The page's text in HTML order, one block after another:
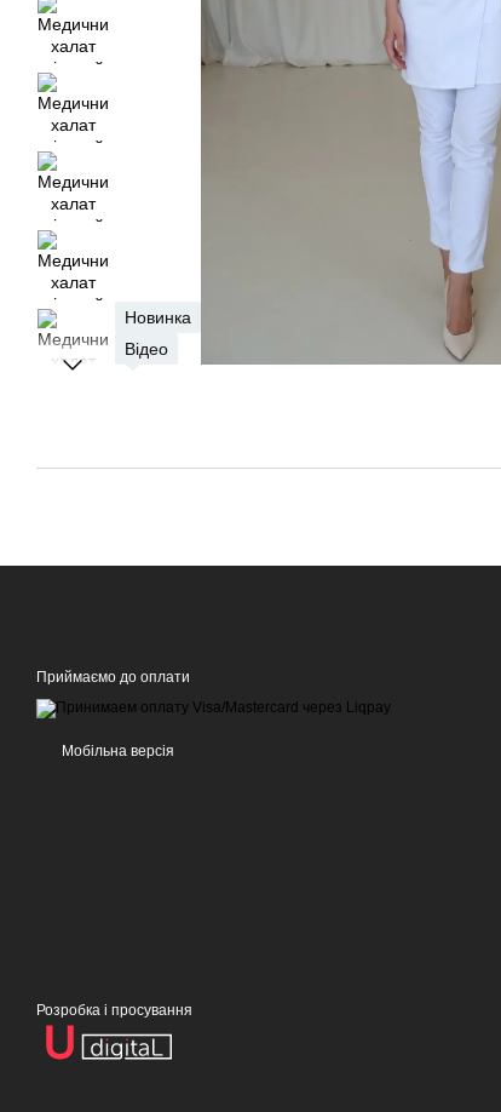
Новинка
Відео
Приймаємо до оплати
Мобільна версія
Розробка і просування